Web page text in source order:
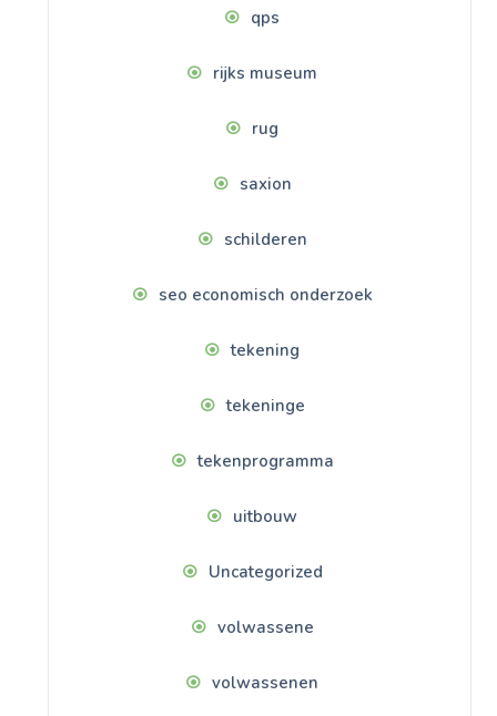
qps
rijks museum
rug
saxion
schilderen
seo economisch onderzoek
tekening
tekeninge
tekenprogramma
uitbouw
Uncategorized
volwassene
volwassenen